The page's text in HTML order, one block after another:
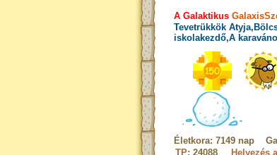
A Galaktikus
Tevetrükkök
iskolakezdő,A
Életkora: 7149 nap
TP: 24088 Helyezés